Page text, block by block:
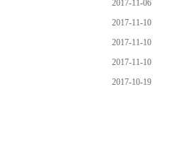
2017-11-06
2017-11-10
2017-11-10
2017-11-10
2017-10-19